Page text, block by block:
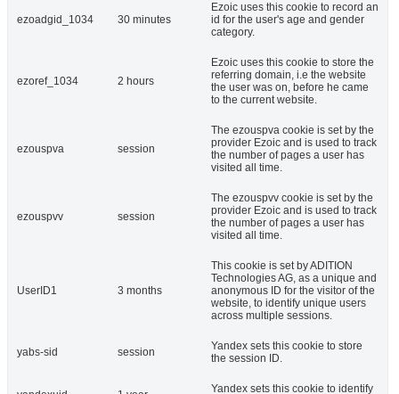
ezoadgid_1034 30 minutes
Ezoic uses this cookie to record an
id for the user's age and gender
category.
ezoref_1034 2 hours
Ezoic uses this cookie to store the
referring domain, i.e the website
the user was on, before he came
to the current website.
ezouspva session
The ezouspva cookie is set by the
provider Ezoic and is used to track
the number of pages a user has
visited all time.
ezouspvv session
The ezouspvv cookie is set by the
provider Ezoic and is used to track
the number of pages a user has
visited all time.
UserID1 3 months
This cookie is set by ADITION
Technologies AG, as a unique and
anonymous ID for the visitor of the
website, to identify unique users
across multiple sessions.
yabs-sid session
Yandex sets this cookie to store
the session ID.
Yandex sets this cookie to identify